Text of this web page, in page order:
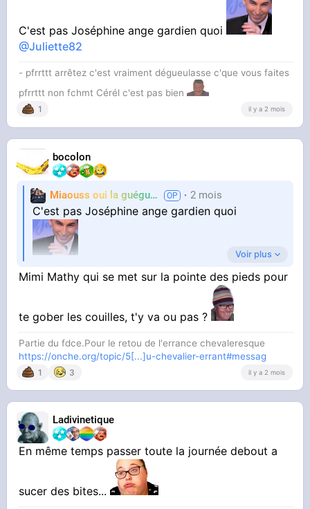
C'est pas Joséphine ange gardien quoi
@Juliette82
- pfrrttt arrêtez c'est vraiment dégueulasse c'que vous faites
pfrrttt non fchmt Cérél c'est pas bien
1 il y a 2 mois
bocolon
Miaouss oui la guéguérre TF6 2 mois
C'est pas Joséphine ange gardien quoi
Voir plus
Mimi Mathy qui se met sur la pointe des pieds pour
te gober les couilles, t'y va ou pas ?
Partie du fdce.Pour le retou de l'errance chevaleresque
https://onche.org/topic/5[...]u-chevalier-errant#messag
1 3 il y a 2 mois
Ladivinetique
En même temps passer toute la journée debout a
sucer des bites...